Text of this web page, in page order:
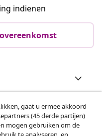
indienen
gaat u ermee akkoord
(45 derde partijen)
mogen gebruiken om de